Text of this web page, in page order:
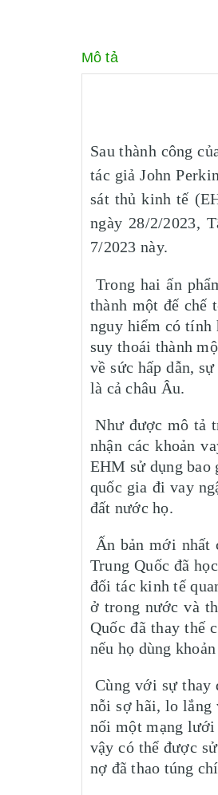
Mô tả
Sau thành công
tác giả John
sát thủ kinh tế
ngày 28/2/2023,
7/2023 này.
Trong hai ấn
thành một đế chế
nguy hiểm có tính
suy thoái thành
về sức hấp dẫn,
là cả châu Âu.
Như được mô tả
nhận các khoản
EHM sử dụng bao
quốc gia đi vay
đất nước họ.
Ấn bản mới nhất
Trung Quốc đã
đối tác kinh tế
ở trong nước và
Quốc đã thay thế
nếu họ dùng
Cùng với sự thay
nỗi sợ hãi, lo lắng
nối một mạng lưới
vậy có thể được
nợ đã thao túng